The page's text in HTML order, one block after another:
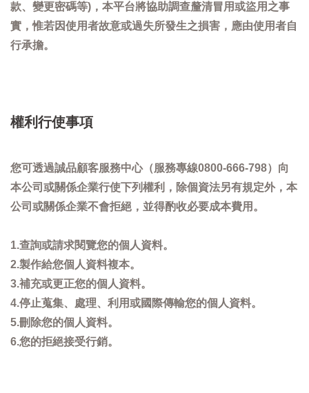
款、變更密碼等)，本平台將協助調查釐清冒用或盜用之事
實，惟若因使用者故意或過失所發生之損害，應由使用者自
行承擔。
權利行使事項
您可透過誠品顧客服務中心（服務專線0800-666-798）向
本公司或關係企業行使下列權利，除個資法另有規定外，本
公司或關係企業不會拒絕，並得酌收必要成本費用。
1.查詢或請求閱覽您的個人資料。
2.製作給您個人資料複本。
3.補充或更正您的個人資料。
4.停止蒐集、處理、利用或國際傳輸您的個人資料。
5.刪除您的個人資料。
6.您的拒絕接受行銷。